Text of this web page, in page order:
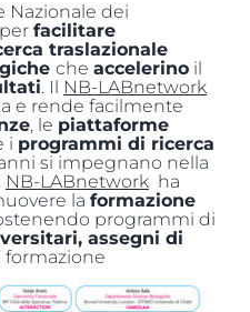
Nazionale dei
facilitare
traslazionale
che accelerinoil
. Il NB-LABnetwork
e rende facilmente
, le piattaforme
i programmi di ricerca
si impegnano nella
NB-LABnetworkha
la formazione
programmi di
assegni di
formazione